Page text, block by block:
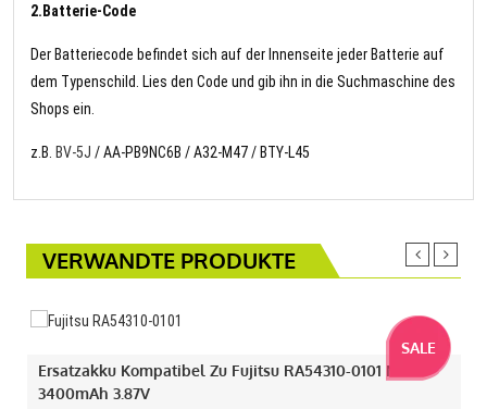
2.Batterie-Code
Der Batteriecode befindet sich auf der Innenseite jeder Batterie auf
dem Typenschild. Lies den Code und gib ihn in die Suchmaschine des
Shops ein.
z.B. BV-5J / AA-PB9NC6B / A32-M47 / BTY-L45
VERWANDTE PRODUKTE
SALE
Ersatzakku Kompatibel Zu Fujitsu RA54310-0101 Mit
3400mAh 3.87V